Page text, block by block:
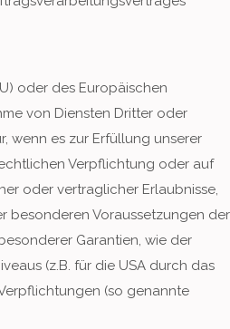
oder des Europäischen
von Diensten Dritter oder
wenn es zur Erfüllung unserer
Verpflichtung oder auf
oder vertraglicher Erlaubnisse,
besonderen Voraussetzungen der
Garantien, wie der
(z.B. für die USA durch das
(so genannte